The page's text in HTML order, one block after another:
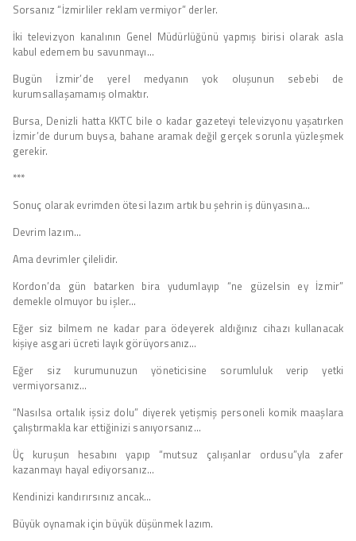
Sorsanız “İzmirliler reklam vermiyor” derler.
İki televizyon kanalının Genel Müdürlüğünü yapmış birisi olarak asla
kabul edemem bu savunmayı…
Bugün İzmir’de yerel medyanın yok oluşunun sebebi de
kurumsallaşamamış olmaktır.
Bursa, Denizli hatta KKTC bile o kadar gazeteyi televizyonu yaşatırken
İzmir’de durum buysa, bahane aramak değil gerçek sorunla yüzleşmek
gerekir.
***
Sonuç olarak evrimden ötesi lazım artık bu şehrin iş dünyasına…
Devrim lazım…
Ama devrimler çilelidir.
Kordon’da gün batarken bira yudumlayıp “ne güzelsin ey İzmir”
demekle olmuyor bu işler…
Eğer siz bilmem ne kadar para ödeyerek aldığınız cihazı kullanacak
kişiye asgari ücreti layık görüyorsanız…
Eğer siz kurumunuzun yöneticisine sorumluluk verip yetki
vermiyorsanız…
“Nasılsa ortalık işsiz dolu” diyerek yetişmiş personeli komik maaşlara
çalıştırmakla kar ettiğinizi sanıyorsanız…
Üç kuruşun hesabını yapıp “mutsuz çalışanlar ordusu”yla zafer
kazanmayı hayal ediyorsanız…
Kendinizi kandırırsınız ancak…
Büyük oynamak için büyük düşünmek lazım.